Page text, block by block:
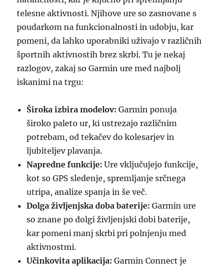
telesne aktivnosti. Njihove ure so zasnovane s
poudarkom na funkcionalnosti in udobju, kar
pomeni, da lahko uporabniki uživajo v različnih
športnih aktivnostih brez skrbi. Tu je nekaj
razlogov, zakaj so Garmin ure med najbolj
iskanimi na trgu:
Široka izbira modelov: Garmin ponuja
široko paleto ur, ki ustrezajo različnim
potrebam, od tekačev do kolesarjev in
ljubiteljev plavanja.
Napredne funkcije: Ure vključujejo funkcije,
kot so GPS sledenje, spremljanje srčnega
utripa, analize spanja in še več.
Dolga življenjska doba baterije: Garmin ure
so znane po dolgi življenjski dobi baterije,
kar pomeni manj skrbi pri polnjenju med
aktivnostmi.
Učinkovita aplikacija: Garmin Connect je